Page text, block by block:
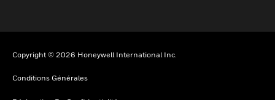
Copyright © 2026 Honeywell International Inc.
Conditions Générales